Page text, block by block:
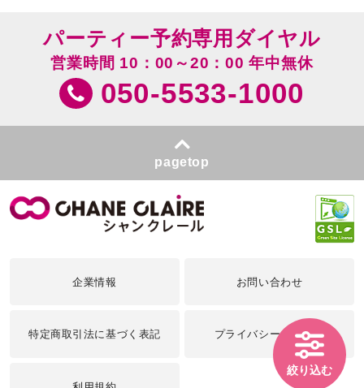
絞り込む
パーティー予約専用ダイヤル
営業時間 10：00～20：00 年中無休
050-5533-1000
pagetop
企業情報 お問い合わせ
特定商取引法に基づく表記 プライバシーポリシー